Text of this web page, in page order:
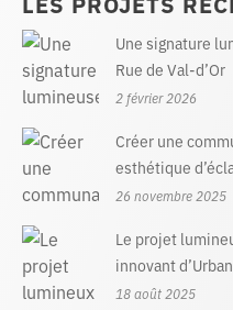
Une signature
Rue de Val-d’Or
2 février 2026
Créer une
esthétique
26 novembre 2025
Le projet
innovant
18 août 2025